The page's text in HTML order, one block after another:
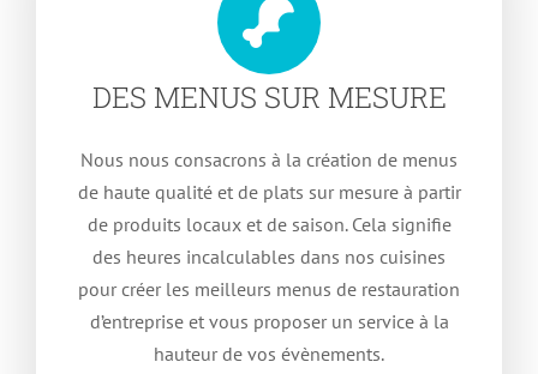
DES MENUS SUR MESURE
Nous nous consacrons à la création de menus
de haute qualité et de plats sur mesure à partir
de produits locaux et de saison. Cela signifie
des heures incalculables dans nos cuisines
pour créer les meilleurs menus de restauration
d’entreprise et vous proposer un service à la
hauteur de vos évènements.